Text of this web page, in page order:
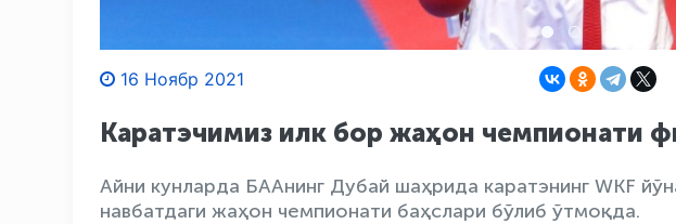
16 Ноябр 2021
Каратэчимиз илк бор жаҳон чемпионати
Айни кунларда БААнинг Дубай шаҳрида каратэнинг WKF
навбатдаги жаҳон чемпионати баҳслари бўлиб ўтмоқда.